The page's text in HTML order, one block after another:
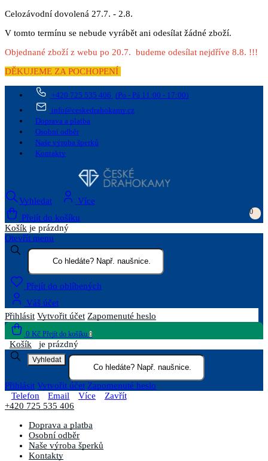
Celozávodní dovolená 27.7. - 2.8.
V tomto termínu se nebude vyrábět ani odesílat žádné zboží.
Objednané zboží z webu po 20.7. budeme odesílat nejdříve 8.8. !!!
DĚKUJEME ZA POCHOPENÍ
+420 725 535 406 (Po - Pá 11:00 - 17:00)
info@ceskedrahokamy.cz
Doprava a platba
Osobní odběr
Naše výroba šperků
Kontakty
Vyhledat
Více
Přejít do košíku
0
Košík je prázdný
Otevřít menu
Přejít do oblíbených
Váš účet
Přihlásit Vytvořit účet Zapomenuté heslo
0 Kč Přejít do košíku 0
Košík je prázdný
Vyhledat
Přihlásit Vytvořit účet Zapomenuté heslo
Telefon
Email Více
Zavřít
+420 725 535 406
Doprava a platba
Osobní odběr
Naše výroba šperků
Kontakty